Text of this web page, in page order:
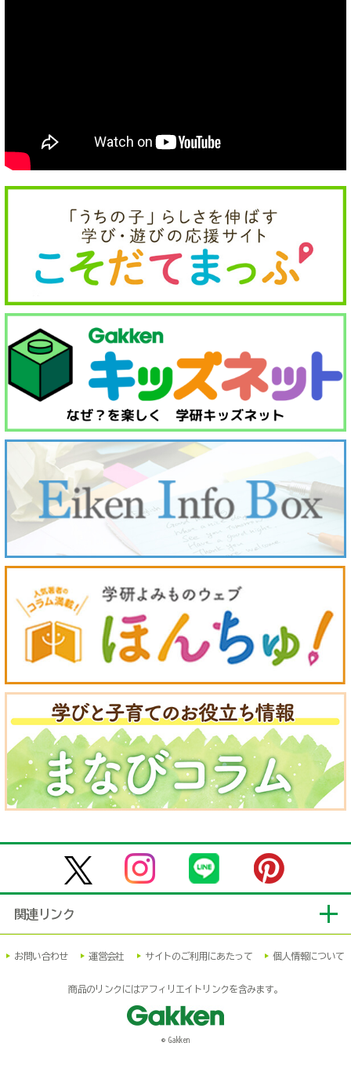
関連リンク
お問い合わせ 運営会社 サイトのご利用にあたって 個人情報について
商品のリンクにはアフィリエイトリンクを含みます。
© Gakken